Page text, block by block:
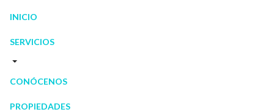
INICIO
SERVICIOS
CONÓCENOS
PROPIEDADES